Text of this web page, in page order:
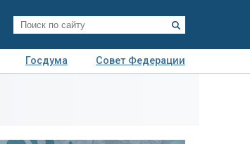
Госдума
Совет Федерации